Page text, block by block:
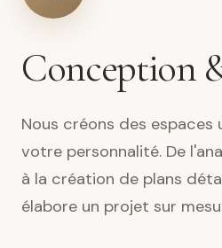
Conception
Nous créons des
votre personnalité. De
à la création de plans
élabore un projet sur